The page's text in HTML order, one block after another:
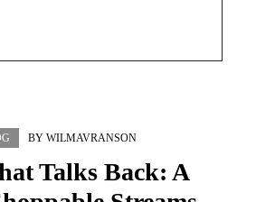
BY WILMAVRANSON
Talks Back: A